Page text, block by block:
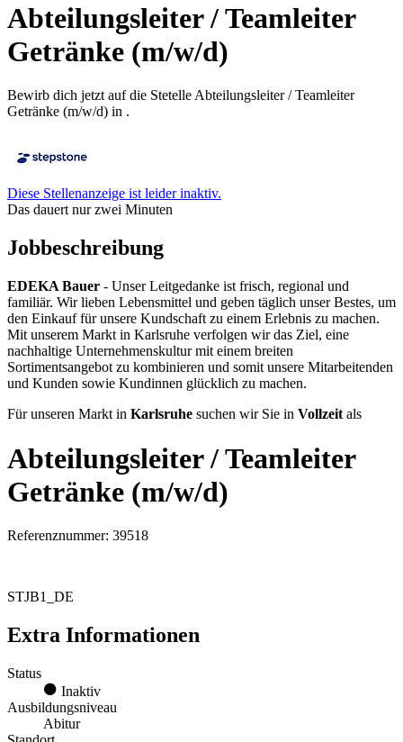
Abteilungsleiter / Teamleiter
Getränke (m/w/d)
Bewirb dich jetzt auf die Stetelle Abteilungsleiter / Teamleiter
Getränke (m/w/d) in .
Diese Stellenanzeige ist leider inaktiv.
Das dauert nur zwei Minuten
Jobbeschreibung
EDEKA Bauer - Unser Leitgedanke ist frisch, regional und
familiär. Wir lieben Lebensmittel und geben täglich unser Bestes, um
den Einkauf für unsere Kundschaft zu einem Erlebnis zu machen.
Mit unserem Markt in Karlsruhe verfolgen wir das Ziel, eine
nachhaltige Unternehmenskultur mit einem breiten
Sortimentsangebot zu kombinieren und somit unsere Mitarbeitenden
und Kunden sowie Kundinnen glücklich zu machen.
Für unseren Markt in Karlsruhe suchen wir Sie in Vollzeit als
Abteilungsleiter / Teamleiter
Getränke (m/w/d)
Referenznummer: 39518
STJB1_DE
Extra Informationen
Status
Inaktiv
Ausbildungsniveau
Abitur